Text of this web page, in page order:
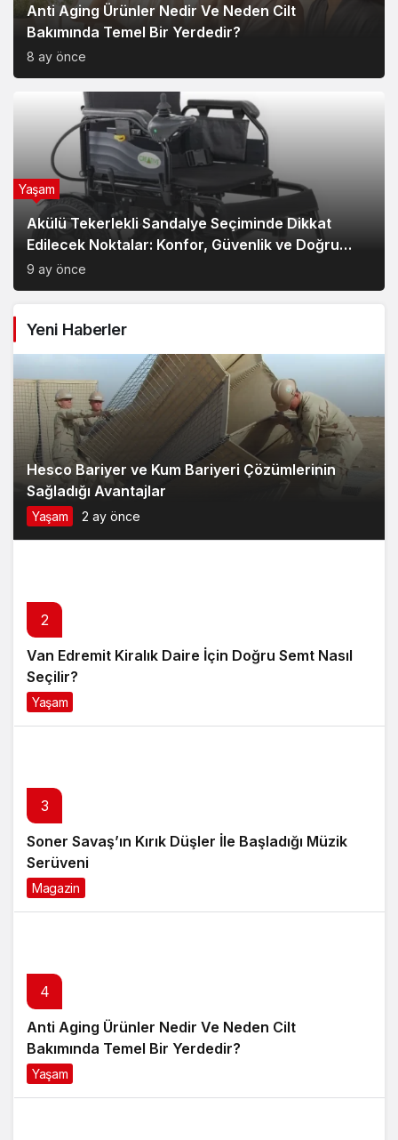
Anti Aging Ürünler Nedir Ve Neden Cilt
Bakımında Temel Bir Yerdedir?
8 ay önce
Akülü Tekerlekli Sandalye Seçiminde Dikkat
Edilecek Noktalar: Konfor, Güvenlik ve Doğru
Model Tercihi
9 ay önce
Yaşam
Yeni Haberler
Hesco Bariyer ve Kum Bariyeri Çözümlerinin
Sağladığı Avantajlar
Yaşam 2 ay önce
2
Van Edremit Kiralık Daire İçin Doğru Semt Nasıl
Seçilir?
Yaşam
3
Soner Savaş’ın Kırık Düşler İle Başladığı Müzik
Serüveni
Magazin
4
Anti Aging Ürünler Nedir Ve Neden Cilt
Bakımında Temel Bir Yerdedir?
Yaşam